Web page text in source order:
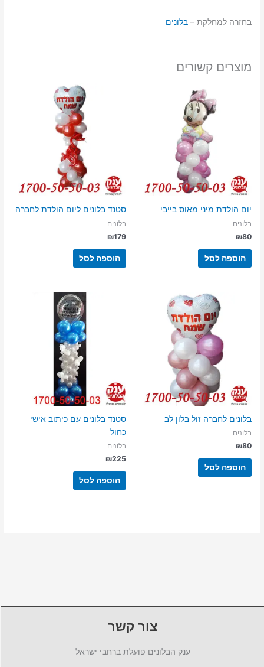
בחזרה למחלקת –בלונים
מוצרים קשורים
יום הולדת מיני מאוס בייבי
בלונים
₪80
הוספה לסל
סטנד בלונים ליום הולדת לחברה
בלונים
₪179
הוספה לסל
בלונים לחברה זול בלון לב
בלונים
₪80
הוספה לסל
סטנד בלונים עם כיתוב אישי
כחול
בלונים
₪225
הוספה לסל
צור קשר
ענק הבלונים פועלת ברחבי ישראל